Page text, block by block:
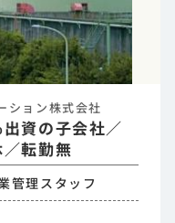
ション株式会社
資の子会社／
転勤無
管理スタッフ